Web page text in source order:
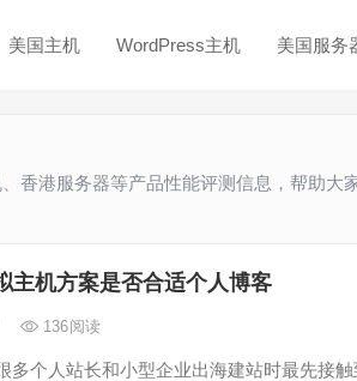
美国主机 WordPress主机 美国服务
香港服务器等产品性能评测信息，帮助大
主机方案是否合适个人博客
136阅读
多个人站长和小型企业出海建站时最先接